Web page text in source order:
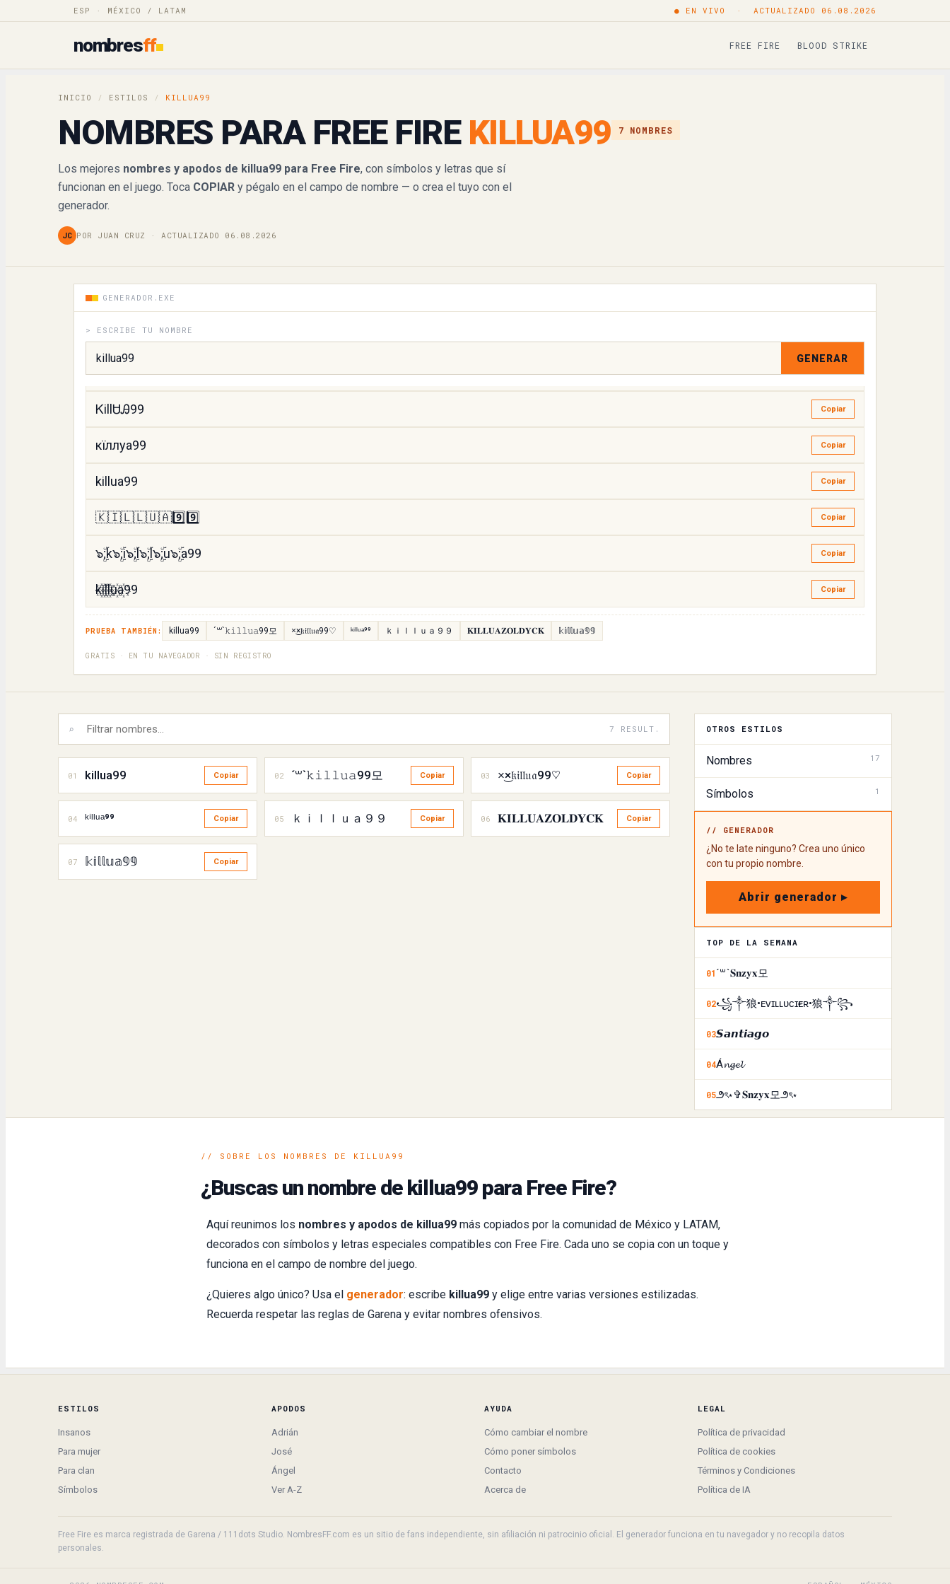
ESP · MÉXICO / LATAM ● EN VIVO · ACTUALIZADO 06.08.2026
nombresff FREE FIRE BLOOD STRIKE
INICIO / ESTILOS / KILLUA99
NOMBRES PARA FREE FIRE KILLUA99 7 NOMBRES
Los mejores nombres y apodos de killua99 para Free Fire, con símbolos y letras que sí
funcionan en el juego. Toca COPIAR y pégalo en el campo de nombre — o crea el tuyo con el
generador.
JC POR JUAN CRUZ · ACTUALIZADO 06.08.2026
GENERADOR.EXE
> ESCRIBE TU NOMBRE
GENERAR
𝓴𝓲𝓵𝓵𝓾𝓪99 Copiar
𝓀𝒾𝓁𝓁𝓊𝒶99 Copiar
𝐤𝐢𝐥𝐥𝐮𝐚𝟗𝟗
𝘬𝘪𝘭𝘭𝘶𝘢99
killua99 Copiar
killua99
қɿՆՆυค99
𝚔𝚒𝚕𝚕𝚞𝚊99 Copiar
ᏦillᏌᎯ99 Copiar
кїллуа99 Copiar
killua99 Copiar
🇰🇮🇱🇱🇺🇦9️⃣9️⃣ Copiar
๖ۣۜ;k๖ۣۜ;i๖ۣۜ;l๖ۣۜ;l๖ۣۜ;u๖ۣۜ;a99 Copiar
k꙰i꙰l꙰l꙰u꙰a꙰99 Copiar
PRUEBA TAMBIÉN: killua99 ´꒳`𝚔𝚒𝚕𝚕𝚞𝚊99모 ×͜×𝔨𝔦𝔩𝔩𝔲𝔞99♡ ᵏⁱˡˡᵘᵃ⁹⁹ ｋｉｌｌｕａ９９ 𝐊𝐈𝐋𝐋𝐔𝐀𝐙𝐎𝐋𝐃𝐘𝐂𝐊 𝕜𝕚𝕝𝕝𝕦𝕒𝟡𝟡
GRATIS · EN TU NAVEGADOR · SIN REGISTRO
⌕ 7 RESULT.
01 killua99 Copiar 02 ´꒳`𝚔𝚒𝚕𝚕𝚞𝚊99모 Copiar 03 ×͜×𝔨𝔦𝔩𝔩𝔲𝔞99♡ Copiar
04 ᵏⁱˡˡᵘᵃ⁹⁹ Copiar 05 ｋｉｌｌｕａ９９ Copiar 06 𝐊𝐈𝐋𝐋𝐔𝐀𝐙𝐎𝐋𝐃𝐘𝐂𝐊 Copiar
07 𝕜𝕚𝕝𝕝𝕦𝕒𝟡𝟡 Copiar
OTROS ESTILOS
Nombres 17
Símbolos 1
// GENERADOR
¿No te late ninguno? Crea uno único
con tu propio nombre.
Abrir generador ▸
TOP DE LA SEMANA
01´꒳`𝐒𝐧𝐳𝐲𝐱모
02꧁༒狼•ᴇᴠɪʟㅤʟᴜᴄɪғᴇʀ•狼༒꧂
03𝙎𝙖𝙣𝙩𝙞𝙖𝙜𝙤
04Á𝓷𝓰𝓮𝓵
05౨ৎ⋆✞𝐒𝐧𝐳𝐲𝐱모౨ৎ⋆
// SOBRE LOS NOMBRES DE KILLUA99
¿Buscas un nombre de killua99 para Free Fire?
Aquí reunimos los nombres y apodos de killua99 más copiados por la comunidad de México y LATAM,
decorados con símbolos y letras especiales compatibles con Free Fire. Cada uno se copia con un toque y
funciona en el campo de nombre del juego.
¿Quieres algo único? Usa el generador: escribe killua99 y elige entre varias versiones estilizadas.
Recuerda respetar las reglas de Garena y evitar nombres ofensivos.
ESTILOS
Insanos
Para mujer
Para clan
Símbolos
APODOS
Adrián
José
Ángel
Ver A-Z
AYUDA
Cómo cambiar el nombre
Cómo poner símbolos
Contacto
Acerca de
LEGAL
Política de privacidad
Política de cookies
Términos y Condiciones
Política de IA
Free Fire es marca registrada de Garena / 111dots Studio. NombresFF.com es un sitio de fans independiente, sin afiliación ni patrocinio oficial. El generador funciona en tu navegador y no recopila datos
personales.